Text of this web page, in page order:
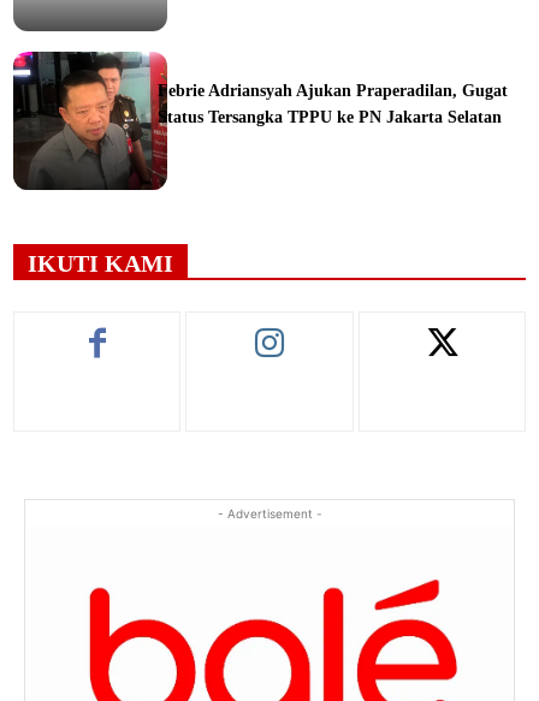
Febrie Adriansyah Ajukan Praperadilan, Gugat
Status Tersangka TPPU ke PN Jakarta Selatan
IKUTI KAMI
- Advertisement -